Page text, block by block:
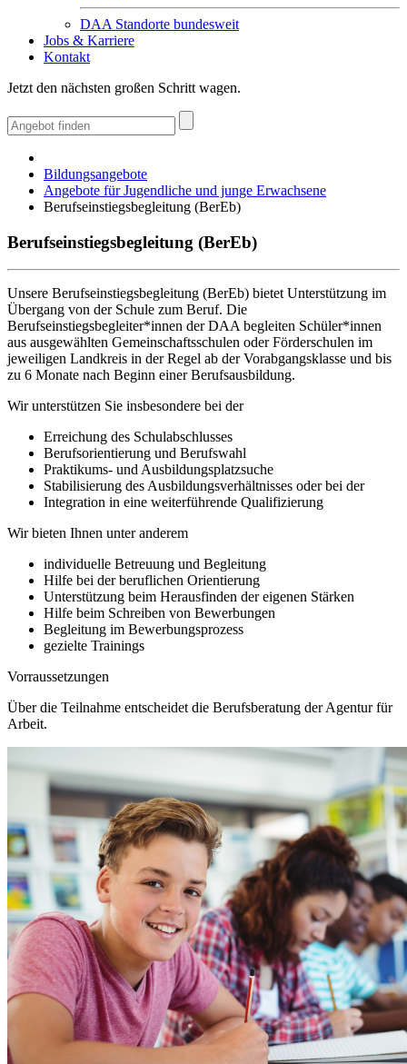
DAA Standorte bundesweit
Jobs & Karriere
Kontakt
Jetzt den nächsten großen Schritt wagen.
Bildungsangebote
Angebote für Jugendliche und junge Erwachsene
Berufseinstiegsbegleitung (BerEb)
Berufseinstiegsbegleitung (BerEb)
Unsere Berufseinstiegsbegleitung (BerEb) bietet Unterstützung im
Übergang von der Schule zum Beruf. Die
Berufseinstiegsbegleiter*innen der DAA begleiten Schüler*innen
aus ausgewählten Gemeinschaftsschulen oder Förderschulen im
jeweiligen Landkreis in der Regel ab der Vorabgangsklasse und bis
zu 6 Monate nach Beginn einer Berufsausbildung.
Wir unterstützen Sie insbesondere bei der
Erreichung des Schulabschlusses
Berufsorientierung und Berufswahl
Praktikums- und Ausbildungsplatzsuche
Stabilisierung des Ausbildungsverhältnisses oder bei der
Integration in eine weiterführende Qualifizierung
Wir bieten Ihnen unter anderem
individuelle Betreuung und Begleitung
Hilfe bei der beruflichen Orientierung
Unterstützung beim Herausfinden der eigenen Stärken
Hilfe beim Schreiben von Bewerbungen
Begleitung im Bewerbungsprozess
gezielte Trainings
Vorraussetzungen
Über die Teilnahme entscheidet die Berufsberatung der Agentur für
Arbeit.